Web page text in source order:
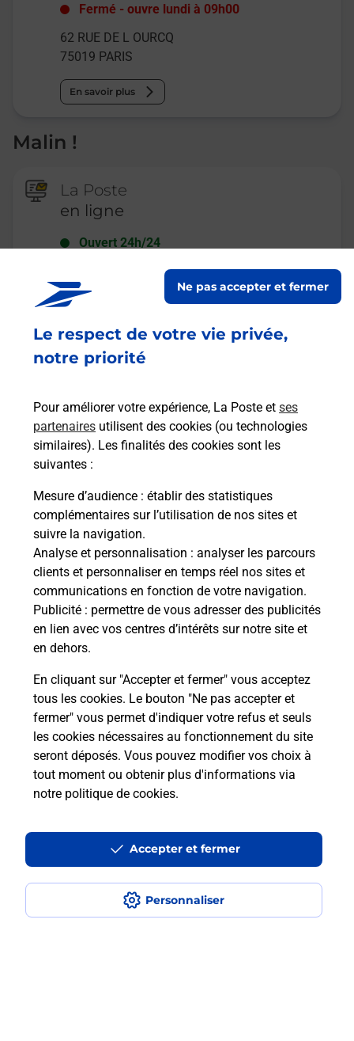
Le respect de votre vie privée,
notre priorité
Pour améliorer votre expérience, La Poste et ses
partenaires utilisent des cookies (ou technologies
similaires). Les finalités des cookies sont les
suivantes :
Mesure d’audience : établir des statistiques
complémentaires sur l’utilisation de nos sites et
suivre la navigation.
Analyse et personnalisation : analyser les parcours
clients et personnaliser en temps réel nos sites et
communications en fonction de votre navigation.
Publicité : permettre de vous adresser des publicités
en lien avec vos centres d’intérêts sur notre site et
en dehors.
En cliquant sur "Accepter et fermer" vous acceptez
tous les cookies. Le bouton "Ne pas accepter et
fermer" vous permet d'indiquer votre refus et seuls
les cookies nécessaires au fonctionnement du site
seront déposés. Vous pouvez modifier vos choix à
tout moment ou obtenir plus d'informations via
notre politique de cookies.
Personnaliser
Ne pas accepter et fermer
Accepter et fermer
Fermé -ouvre lundi à 09h00
62 RUE DE L OURCQ
75019 PARIS
En savoir plus
Malin !
La Poste
en ligne
Ouvert 24h/24
Recherchez un autre point de contact
Questions fréquemment posées
Quel réseau utilise La Poste Mobile ?
Est-ce que je peux garder mon
numéro de mobile gratuitement ?
Est-ce que je peux bénéficier de la 5G
avec La Poste Mobile ?
à l’étranger avec La Poste Mobile ?
Est-ce que je peux payer mon
smartphone Samsung en plusieurs
fois avec La Poste Mobile ?
Est-ce que je peux assurer mon
Paris
PARIS
Paris 19ème arrondissement